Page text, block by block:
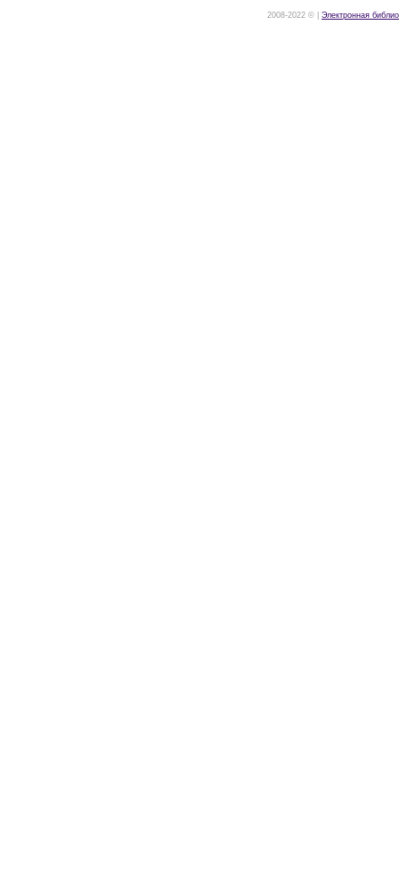
2008-2022 © | Электронная